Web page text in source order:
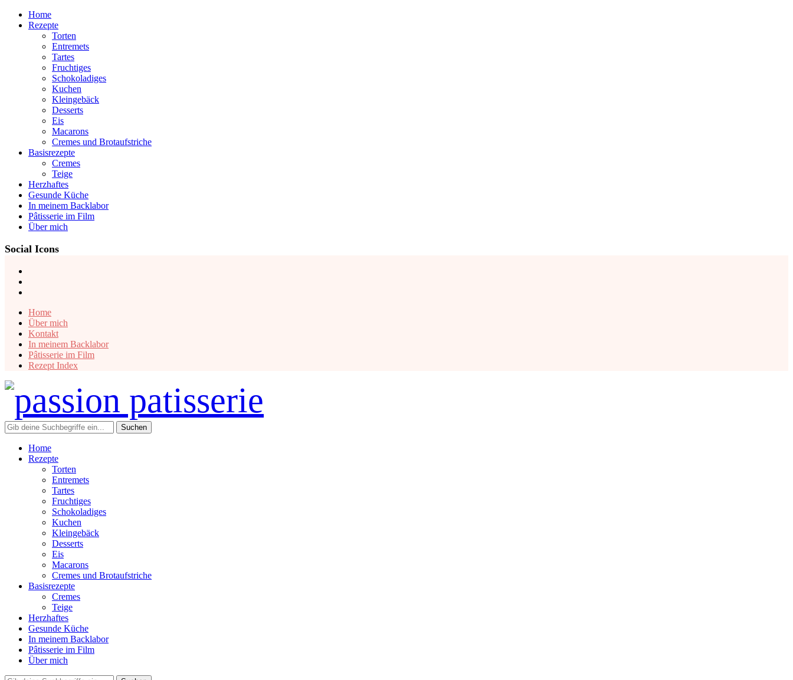
Home
Rezepte
Torten
Entremets
Tartes
Fruchtiges
Schokoladiges
Kuchen
Kleingebäck
Desserts
Eis
Macarons
Cremes und Brotaufstriche
Basisrezepte
Cremes
Teige
Herzhaftes
Gesunde Küche
In meinem Backlabor
Pâtisserie im Film
Über mich
Social Icons
Home
Über mich
Kontakt
In meinem Backlabor
Pâtisserie im Film
Rezept Index
Home
Rezepte
Torten
Entremets
Tartes
Fruchtiges
Schokoladiges
Kuchen
Kleingebäck
Desserts
Eis
Macarons
Cremes und Brotaufstriche
Basisrezepte
Cremes
Teige
Herzhaftes
Gesunde Küche
In meinem Backlabor
Pâtisserie im Film
Über mich